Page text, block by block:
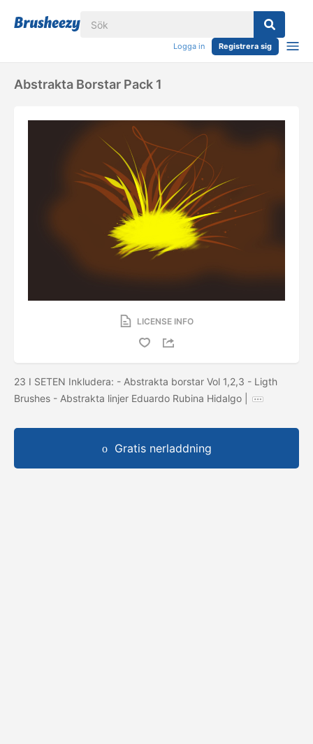
Logga in Registrera sig
Abstrakta Borstar Pack 1
LICENSE INFO
23 I SETEN Inkludera: - Abstrakta borstar Vol 1,2,3 - Ligth
Brushes - Abstrakta linjer Eduardo Rubina Hidalgo |
Gratis nerladdning